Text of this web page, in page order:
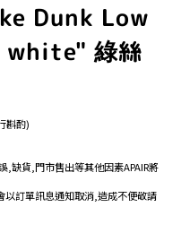
Dunk Low
white" 綠絲
斟酌)
,缺貨,門市售出等其他因素APAIR將
以訂單訊息通知取消,造成不便敬請